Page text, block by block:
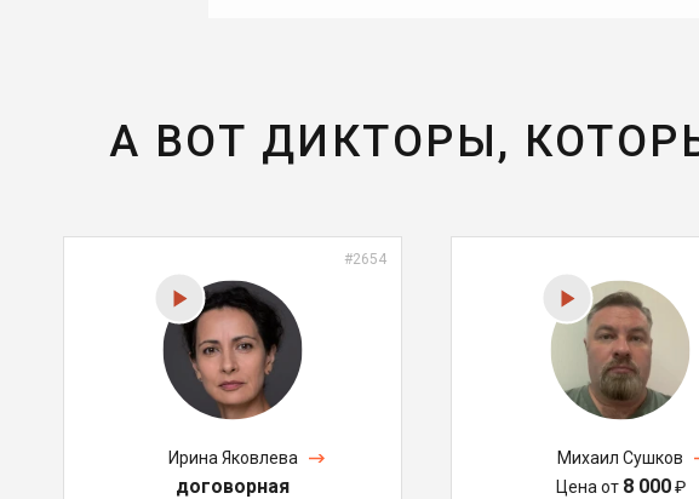
А ВОТ ДИКТОРЫ,
#2654
Ирина Яковлева
договорная
Михаил Сушков
Цена от 8 000₽